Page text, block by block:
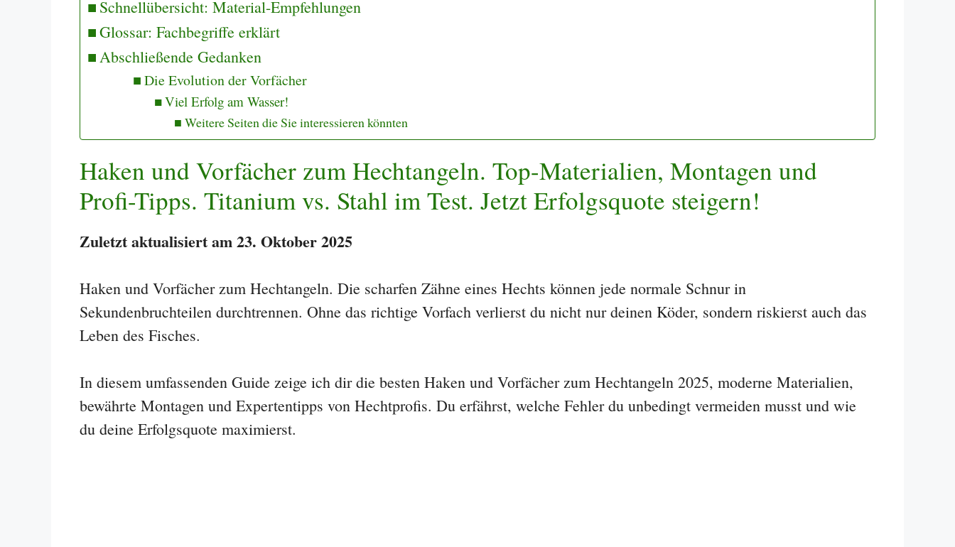
Schnellübersicht: Material-Empfehlungen
Glossar: Fachbegriffe erklärt
Abschließende Gedanken
Die Evolution der Vorfächer
Viel Erfolg am Wasser!
Weitere Seiten die Sie interessieren könnten
Haken und Vorfächer zum Hechtangeln. Top-Materialien, Montagen und
Profi-Tipps. Titanium vs. Stahl im Test. Jetzt Erfolgsquote steigern!
Zuletzt aktualisiert am 23. Oktober 2025
Haken und Vorfächer zum Hechtangeln. Die scharfen Zähne eines Hechts können jede normale Schnur in
Sekundenbruchteilen durchtrennen. Ohne das richtige Vorfach verlierst du nicht nur deinen Köder, sondern riskierst auch das
Leben des Fisches.
In diesem umfassenden Guide zeige ich dir die besten Haken und Vorfächer zum Hechtangeln 2025, moderne Materialien,
bewährte Montagen und Expertentipps von Hechtprofis. Du erfährst, welche Fehler du unbedingt vermeiden musst und wie
du deine Erfolgsquote maximierst.